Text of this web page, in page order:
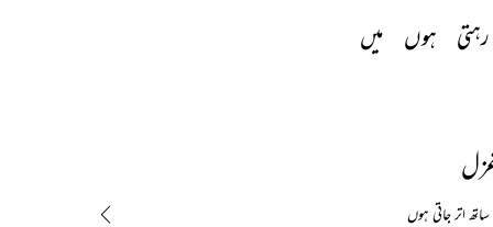
رہتی
ہوں میں
اتر جاتی ہوں